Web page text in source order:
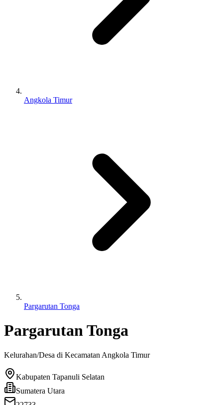
Angkola Timur
Pargarutan Tonga
Pargarutan Tonga
Kelurahan/Desa di Kecamatan Angkola Timur
Kabupaten Tapanuli Selatan
Sumatera Utara